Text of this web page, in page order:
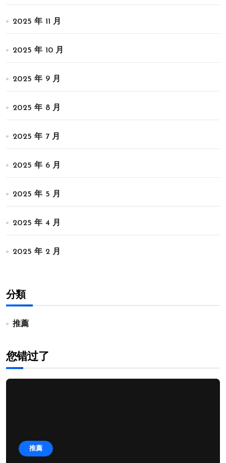
2025 年 11 月
2025 年 10 月
2025 年 9 月
2025 年 8 月
2025 年 7 月
2025 年 6 月
2025 年 5 月
2025 年 4 月
2025 年 2 月
分類
推薦
您错过了
推薦